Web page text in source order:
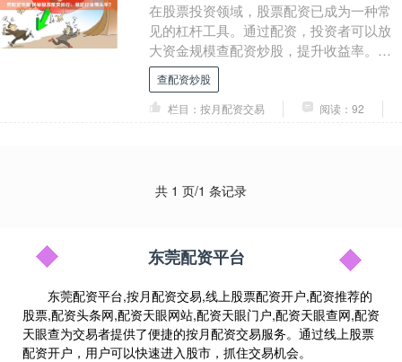
在股票投资领域，股票配资已成为一种常
见的杠杆工具。通过配资，投资者可以放
大资金规模查配资炒股，提升收益率。然
而，选择一家可靠的股票配资公司至关重
要。 * **放....
查配资炒股
栏目：按月配资交易
阅读：92
共 1 页/1 条记录
东莞配资平台
东莞配资平台,按月配资交易,线上股票配资开户,配资推荐的
股票,配资头条网,配资天眼网站,配资天眼门户,配资天眼查网,配资
天眼查为交易者提供了便捷的按月配资交易服务。通过线上股票
配资开户，用户可以快速进入股市，抓住交易机会。